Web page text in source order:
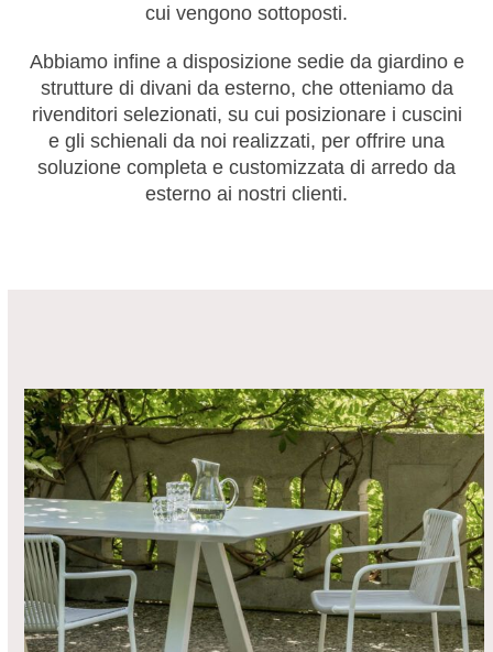
cui vengono sottoposti.
Abbiamo infine a disposizione sedie da giardino e
strutture di divani da esterno, che otteniamo da
rivenditori selezionati, su cui posizionare i cuscini
e gli schienali da noi realizzati, per offrire una
soluzione completa e customizzata di arredo da
esterno ai nostri clienti.